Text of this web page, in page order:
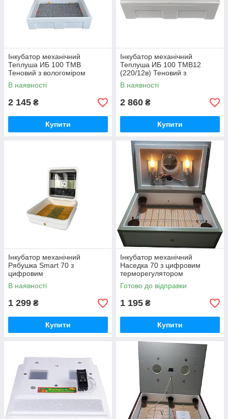
Інкубатор механічний
Теплуша ИБ 100 ТМВ
Теновий з вологоміром
В наявності
2 145 ₴
Купити
Інкубатор механічний
Теплуша ИБ 100 ТМВ12
(220/12в) Теновий з
вологоміром
В наявності
2 860 ₴
Купити
Інкубатор механічний
Рябушка Smart 70 з
цифровим
терморегулятором
В наявності
1 299 ₴
Купити
Інкубатор механічний
Наседка 70 з цифровим
терморегулятором
Готово до відправки
1 195 ₴
Купити